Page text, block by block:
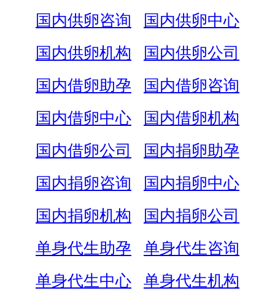
国内供卵咨询
国内供卵中心
国内供卵机构
国内供卵公司
国内借卵助孕
国内借卵咨询
国内借卵中心
国内借卵机构
国内借卵公司
国内捐卵助孕
国内捐卵咨询
国内捐卵中心
国内捐卵机构
国内捐卵公司
单身代生助孕
单身代生咨询
单身代生中心
单身代生机构